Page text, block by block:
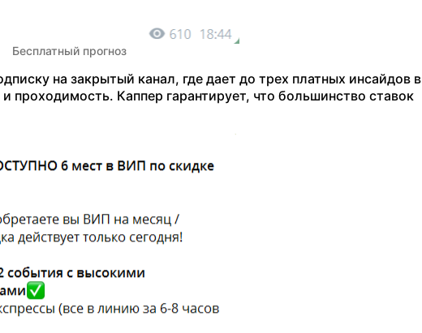
Бесплатный прогноз
на закрытый канал, где дает до трех платных инсайдов в
Каппер гарантирует, что большинство ставок